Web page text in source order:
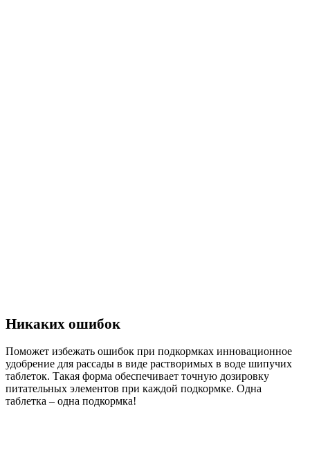
Никаких ошибок
Поможет избежать ошибок при подкормках инновационное
удобрение для рассады в виде растворимых в воде шипучих
таблеток. Такая форма обеспечивает точную дозировку
питательных элементов при каждой подкормке. Одна
таблетка – одна подкормка!